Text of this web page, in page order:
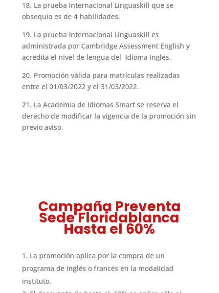
18. La prueba internacional Linguaskill que se
obsequia es de 4 habilidades.
19. La prueba Internacional Linguaskill es
administrada por Cambridge Assessment English y
acredita el nivel de lengua del Idioma Ingles.
20. Promoción válida para matrículas realizadas
entre el 01/03/2022 y el 31/03/2022.
21. La Academia de Idiomas Smart se reserva el
derecho de modificar la vigencia de la promoción sin
previo aviso.
Campaña Preventa
Sede Floridablanca
Hasta el 60%
La promoción aplica por la compra de un
programa de inglés o francés en la modalidad
instituto.